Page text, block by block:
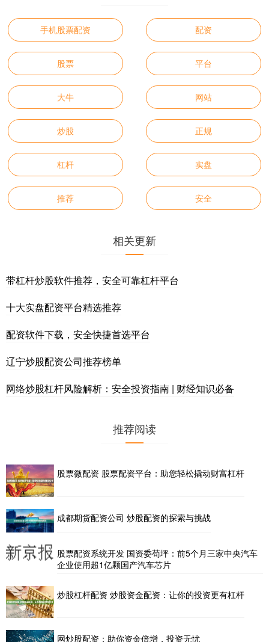
手机股票配资 配资
股票 平台
大牛 网站
炒股 正规
杠杆 实盘
推荐 安全
相关更新
带杠杆炒股软件推荐，安全可靠杠杆平台
十大实盘配资平台精选推荐
配资软件下载，安全快捷首选平台
辽宁炒股配资公司推荐榜单
网络炒股杠杆风险解析：安全投资指南 | 财经知识必备
推荐阅读
股票微配资 股票配资平台：助您轻松撬动财富杠杆
成都期货配资公司 炒股配资的探索与挑战
股票配资系统开发 国资委苟坪：前5个月三家中央汽车
企业使用超1亿颗国产汽车芯片
炒股杠杆配资 炒股资金配资：让你的投资更有杠杆
网炒股配资：助你资金倍增，投资无忧